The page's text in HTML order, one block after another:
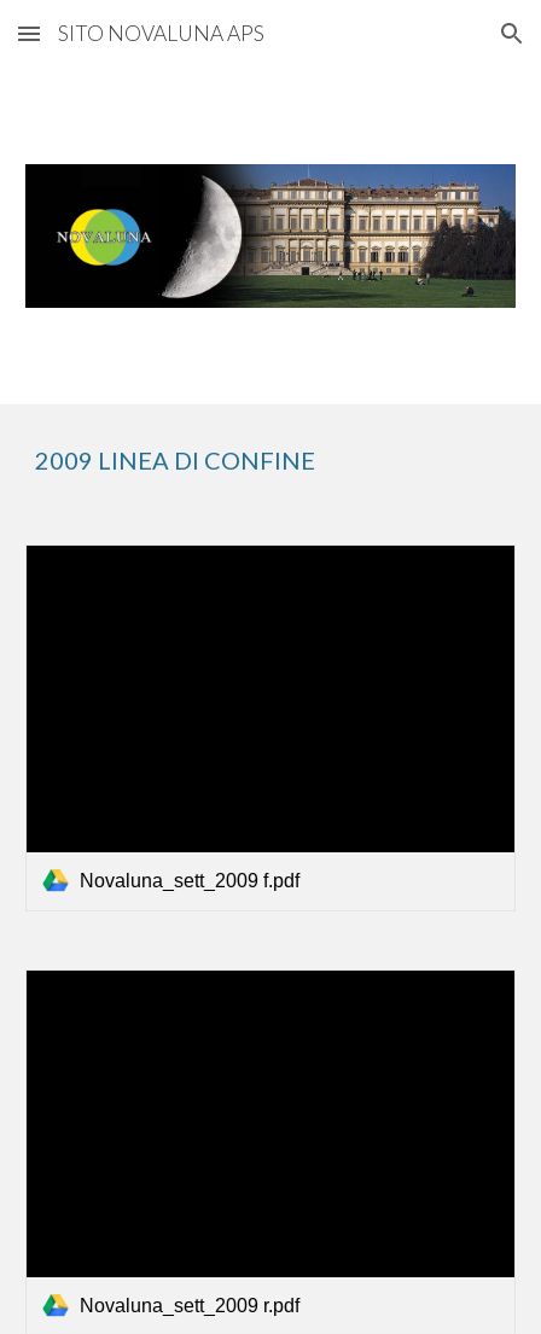
Skip to main content Skip to navigation
SITO NOVALUNA APS
2009 LINEA DI CONFINE
Novaluna_sett_2009 f.pdf
Novaluna_sett_2009 r.pdf